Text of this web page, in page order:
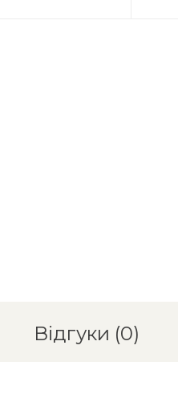
Відгуки (0)